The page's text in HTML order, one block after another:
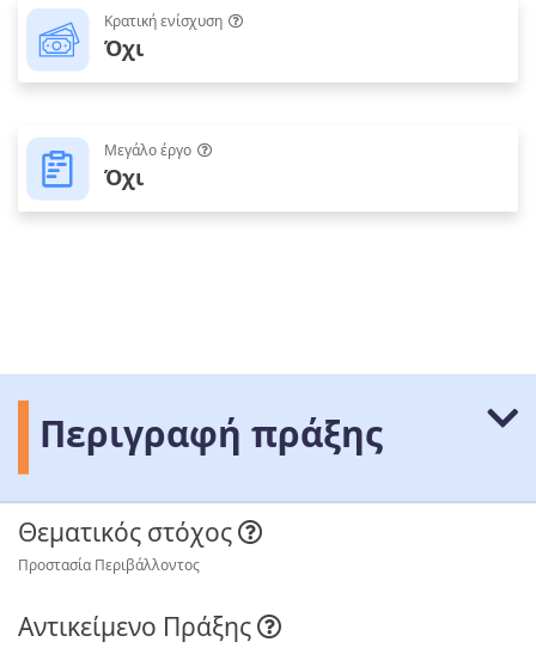
Κρατική ενίσχυση
Όχι
Μεγάλο έργο
Όχι
Περιγραφή πράξης
Θεματικός στόχος
Προστασία Περιβάλλοντος
Αντικείμενο Πράξης